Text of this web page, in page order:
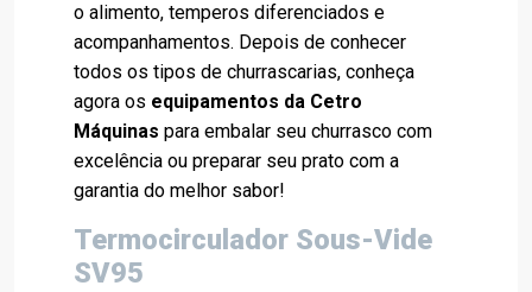
o alimento, temperos diferenciados e
acompanhamentos. Depois de conhecer
todos os tipos de churrascarias, conheça
agora os equipamentos da Cetro
Máquinas para embalar seu churrasco com
excelência ou preparar seu prato com a
garantia do melhor sabor!
Termocirculador Sous-Vide
SV95